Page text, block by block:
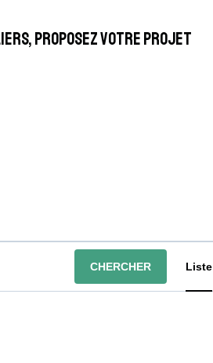
PROPOSEZ VOTRE PROJET
CHERCHER Liste